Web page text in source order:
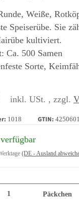
Weiße,
Speiserübe. Sie
kultiviert.
Ca. 500 Samen
Sorte,
inkl. USt. , zzgl.
1018 GTIN:
(DE - Ausland
Päckchen